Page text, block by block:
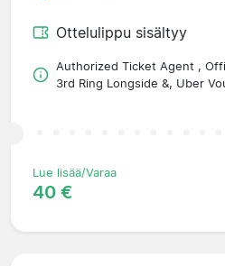
Ottelulippu sisältyy
Authorized Ticket Agent ,
3rd Ring Longside &, Uber
Lue lisää/Varaa
40 €